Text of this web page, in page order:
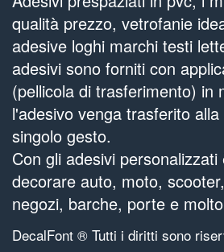
qualità prezzo, vetrofanie
adesive loghi marchi testi
adesivi sono forniti con
(pellicola di trasferimento) in
l'adesivo venga trasferito
singolo gesto.
Con gli adesivi personalizzati
decorare auto, moto,
negozi, barche, porte e
DecalFont ® Tutti i diritti sono